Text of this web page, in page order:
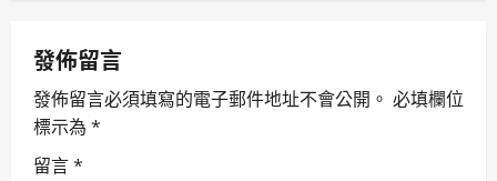
v
i
g
發佈留言
發佈留言必須填寫的電子郵件地址不會公開。 必填欄位
標示為 *
留言*